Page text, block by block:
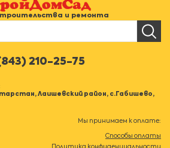
и ремонта
210-25-75
Лаишевский район, с.Габишево,
Мы принимаем к оплате:
Способы оплаты
Политика конфиденциальности